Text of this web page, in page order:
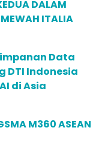
DALAM
ITALIA
Data
DTI Indonesia
di Asia
M360 ASEAN